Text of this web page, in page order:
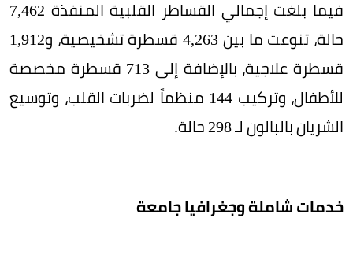
فيما بلغت إجمالي القساطر القلبية المنفذة 7,462
حالة، تنوعت ما بين 4,263 قسطرة تشخيصية، و1,912
قسطرة علاجية، بالإضافة إلى 713 قسطرة مخصصة
للأطفال، وتركيب 144 منظماً لضربات القلب، وتوسيع
الشريان بالبالون لـ 298 حالة.
خدمات شاملة وجغرافيا جامعة